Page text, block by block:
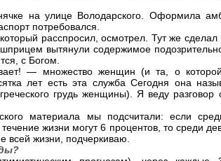
на улице Володарского. Оформила
потребовался.
расспросил, осмотрел. Тут же сделал
вытянули содержимое
с Богом.
— множество женщин (и та, о
лет есть эта служба Сегодня она
грудь женщины). Я веду разговор
материала мы подсчитали: если
жизни могут 6 процентов, то среди
всей жизни, подчеркиваю.